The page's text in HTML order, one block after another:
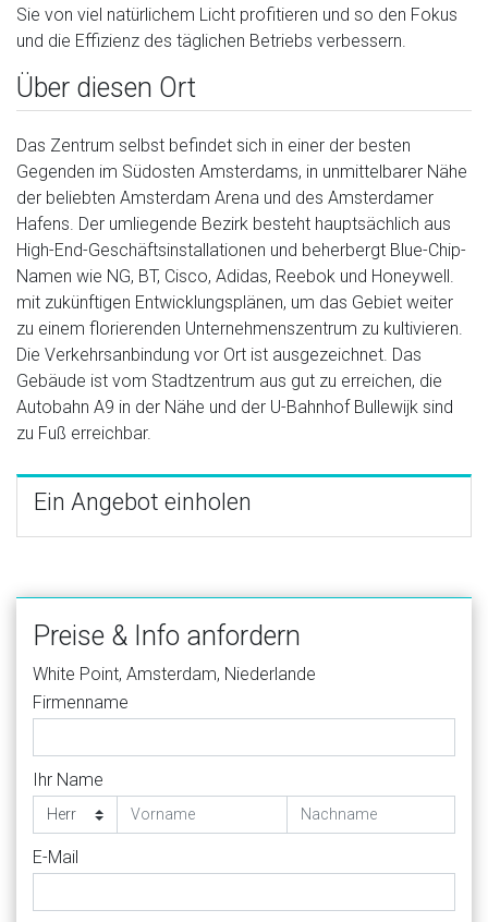
Sie von viel natürlichem Licht profitieren und so den Fokus
und die Effizienz des täglichen Betriebs verbessern.
Über diesen Ort
Das Zentrum selbst befindet sich in einer der besten
Gegenden im Südosten Amsterdams, in unmittelbarer Nähe
der beliebten Amsterdam Arena und des Amsterdamer
Hafens. Der umliegende Bezirk besteht hauptsächlich aus
High-End-Geschäftsinstallationen und beherbergt Blue-Chip-
Namen wie NG, BT, Cisco, Adidas, Reebok und Honeywell.
mit zukünftigen Entwicklungsplänen, um das Gebiet weiter
zu einem florierenden Unternehmenszentrum zu kultivieren.
Die Verkehrsanbindung vor Ort ist ausgezeichnet. Das
Gebäude ist vom Stadtzentrum aus gut zu erreichen, die
Autobahn A9 in der Nähe und der U-Bahnhof Bullewijk sind
zu Fuß erreichbar.
Ein Angebot einholen
Preise & Info anfordern
White Point, Amsterdam, Niederlande
Firmenname
Ihr Name
E-Mail